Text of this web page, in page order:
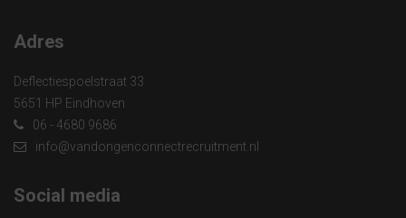
Adres
Deflectiespoelstraat 33
5651 HP Eindhoven
06 - 4680 9686
info@vandongenconnectrecruitment.nl
Social media